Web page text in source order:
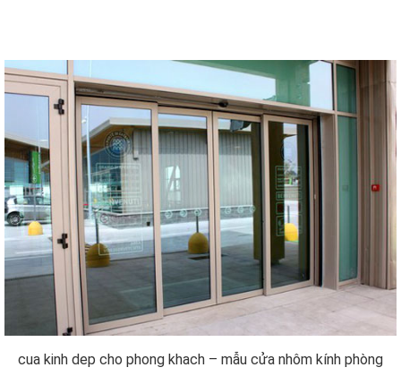
cua kinh dep cho phong khach – mẫu cửa nhôm kính phòng